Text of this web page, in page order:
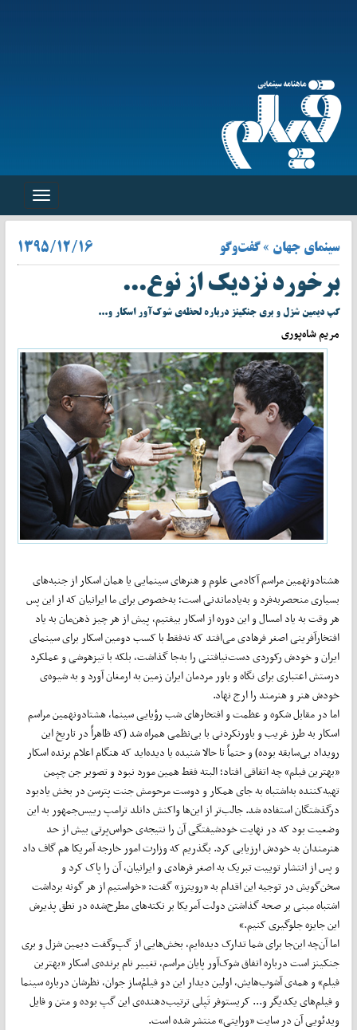
Toggle
سینمای جهان » گفت‌وگو ۱۳۹۵/۱۲/۱۶
برخورد نزدیک از نوع...
گپ دیمین شزل و بری جنکینز درباره لحظه‌ی شوک‌آور اسکار و...
مریم شاه‌پوری
هشتادونهمین مراسم آکادمی علوم و هنرهای سینمایی یا همان اسکار از جنبه‌های
بسیاری منحصربه‌فرد و به‌یادماندنی است؛ به‌خصوص برای ما ایرانیان که از این پس
هر وقت به یاد امسال و این دوره از اسکار بیفتیم، پیش از هر چیز ذهن‌مان به یاد
افتخارآفرینی اصغر فرهادی می‌افتد که نه‌فقط با کسب دومین اسکار برای سینمای
ایران و خودش رکوردی دست‌نیافتنی را به‌جا گذاشت، بلکه با تیزهوشی و عملکرد
درستش اعتباری برای نگاه و باور مردمان ایران زمین به ارمغان آورد و به شیوه‌ی
خودش هنر و هنرمند را ارج نهاد.
اما در مقابل شکوه و عظمت و افتخارهای شب رؤیایی سینما، هشتادونهمین مراسم
اسکار به طرز غریب و باورنکردنی با بی‌نظمی همراه شد (که ظاهراً در تاریخ این
رویداد بی‌سابقه بوده) و حتماً تا حالا شنیده یا دیده‌اید که هنگام اعلام برنده اسکار
«بهترین فیلم» چه اتفاقی افتاد؛ البته فقط همین مورد نبود و تصویر جن چپمن
تهیه‌کننده به‌اشتباه به جای همکار و دوست مرحومش جنت پترسن در بخش یادبود
درگذشتگان استفاده شد. جالب‌تر از این‌ها واکنش دانلد ترامپ رییس‌جمهور به این
وضعیت بود که در نهایت خودشیفتگی آن را نتیجه‌ی حواس‌پرتی بیش از حد
هنرمندان به خودش ارزیابی کرد. بگذریم که وزارت امور خارجه آمریکا هم گاف داد
و پس از انتشار توییت تبریک به اصغر فرهادی و ایرانیان، آن را پاک کرد و
سخن‌گویش در توجیه این اقدام به «رویترز» گفت: «خواستیم از هر گونه برداشت
اشتباه مبنی بر صحه گذاشتن دولت آمریکا بر نکته‌های مطرح‌شده در نطق پذیرش
این جایزه جلوگیری کنیم.»
اما آن‌چه این‌جا برای شما تدارک دیده‌ایم، بخش‌هایی از گپ‌وگفت دیمین شزل و بری
جنکینز است درباره اتفاق شوک‌آور پایان مراسم، تغییر نام برنده‌ی اسکار «بهترین
فیلم» و همه‌ی آشوب‌هایش، اولین دیدار این دو فیلم‌ُساز جوان، نظرشان درباره سینما
و فیلم‌های یکدیگر و... کریستوفر تَپلی ترتیب‌دهنده‌ی این گپ بوده و متن و فایل
ویدئویی آن در سایت «ورایتی» منتشر شده است.